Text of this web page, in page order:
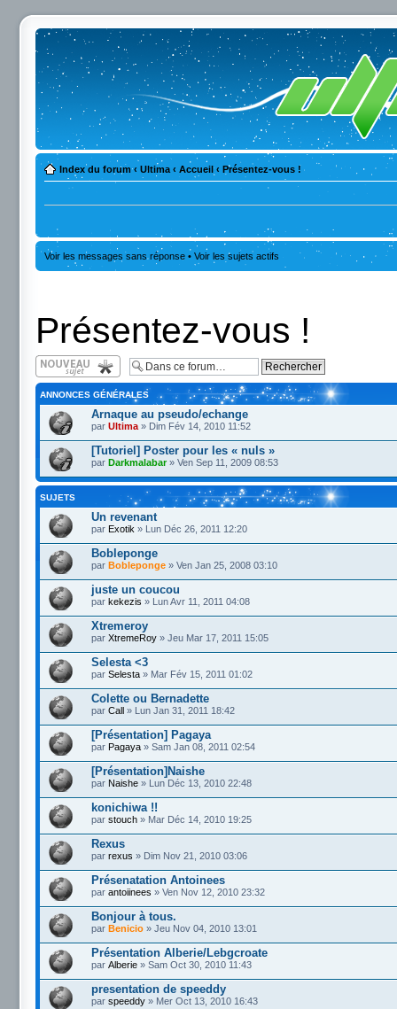
Index du forum ‹ Ultima ‹ Accueil ‹ Présentez-vous !
Voir les messages sans réponse • Voir les sujets actifs
Présentez-vous !
Écrire un nouveau
sujet
ANNONCES GÉNÉRALES
Arnaque au pseudo/echange
par Ultima » Dim Fév 14, 2010 11:52
[Tutoriel] Poster pour les « nuls »
par Darkmalabar» Ven Sep 11, 2009 08:53
SUJETS
Un revenant
par Exotik » Lun Déc 26, 2011 12:20
Bobleponge
par Bobleponge » Ven Jan 25, 2008 03:10
juste un coucou
par kekezis » Lun Avr 11, 2011 04:08
Xtremeroy
par XtremeRoy » Jeu Mar 17, 2011 15:05
Selesta <3
par Selesta » Mar Fév 15, 2011 01:02
Colette ou Bernadette
par Call » Lun Jan 31, 2011 18:42
[Présentation] Pagaya
par Pagaya » Sam Jan 08, 2011 02:54
[Présentation]Naishe
par Naishe » Lun Déc 13, 2010 22:48
konichiwa !!
par stouch » Mar Déc 14, 2010 19:25
Rexus
par rexus » Dim Nov 21, 2010 03:06
Présenatation Antoinees
par antoiinees » Ven Nov 12, 2010 23:32
Bonjour à tous.
par Benicio » Jeu Nov 04, 2010 13:01
Présentation Alberie/Lebgcroate
par Alberie » Sam Oct 30, 2010 11:43
presentation de speeddy
par speeddy » Mer Oct 13, 2010 16:43